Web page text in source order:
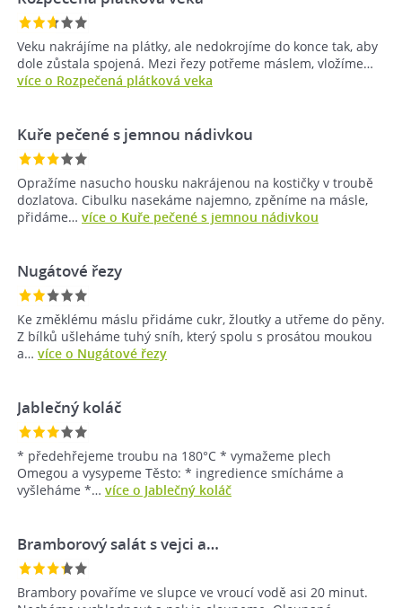
Veku nakrájíme na plátky, ale nedokrojíme do konce tak, aby
dole zůstala spojená. Mezi řezy potřeme máslem, vložíme…
více o Rozpečená plátková veka
Kuře pečené s jemnou nádivkou
Opražíme nasucho housku nakrájenou na kostičky v troubě
dozlatova. Cibulku nasekáme najemno, zpěníme na másle,
přidáme… více o Kuře pečené s jemnou nádivkou
Nugátové řezy
Ke změklému máslu přidáme cukr, žloutky a utřeme do pěny.
Z bílků ušleháme tuhý sníh, který spolu s prosátou moukou
a… více o Nugátové řezy
Jablečný koláč
* předehřejeme troubu na 180°C * vymažeme plech
Omegou a vysypeme Těsto: * ingredience smícháme a
vyšleháme *… více o Jablečný koláč
Bramborový salát s vejci a…
Brambory povaříme ve slupce ve vroucí vodě asi 20 minut.